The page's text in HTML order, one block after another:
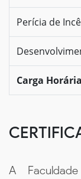
Perícia de
Carga
A